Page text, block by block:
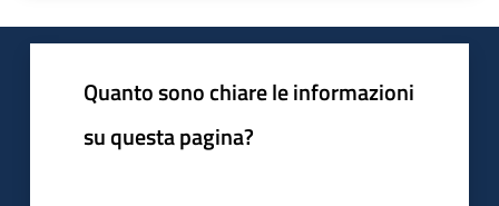
Quanto sono chiare le informazioni
su questa pagina?